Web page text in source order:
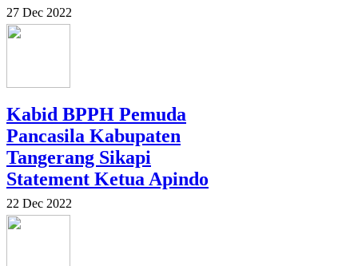
27 Dec 2022
Kabid BPPH Pemuda
Pancasila Kabupaten
Tangerang Sikapi
Statement Ketua Apindo
22 Dec 2022